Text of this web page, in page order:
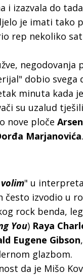
i izazvala do
je imati tako
rep nekoliko
negodovanja
dobio
minuta kada
su uzalud
nove ploče
Marjanovića.
" u
izvodio u
rock benda,
You) Raya
Eugene Gibson
glazbom.
da je Mišo